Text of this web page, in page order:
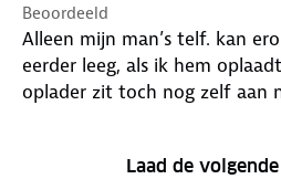
Beoordeeld
Alleen mijn man’s telf. kan
eerder leeg, als ik hem
oplader zit toch nog zelf aan
Laad de